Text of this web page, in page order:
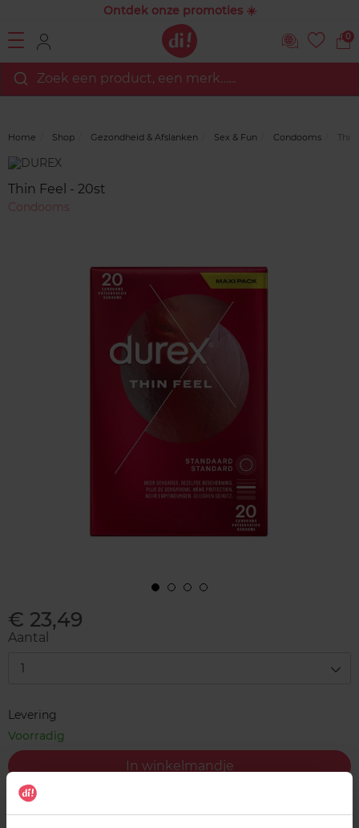
Ontdek onze promoties ☀️
0
Zoek een product, een merk…...
Home Shop Gezondheid & Afslanken Sex & Fun Condooms Thin
Merk
Thin Feel - 20st
Condooms
€ 23,49
Aantal
1
Levering
Voorradig
In winkelmandje